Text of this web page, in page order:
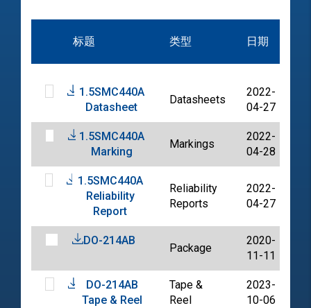
标题 类型 日期
1.5SMC440A
Datasheet
Datasheets
2022-
04-27
1.5SMC440A
Marking
Markings
2022-
04-28
1.5SMC440A
Reliability
Report
Reliability
Reports
2022-
04-27
DO-214AB
Package
2020-
11-11
DO-214AB
Tape & Reel
Tape &
Reel
2023-
10-06